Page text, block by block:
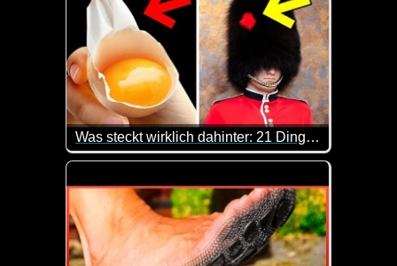
Was steckt wirklich dahinter: 21 Dinge mit verblüffendem Hintergrund
Hier kannst du mal wieder was lernen. Immer